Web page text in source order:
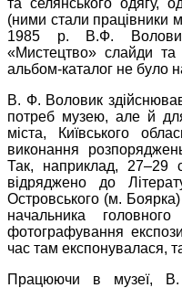
(ними стали працівники
1985 р. В.Ф.
«Мистецтво» слайди
альбом-каталог не було
В. Ф. Воловик
потреб музею, але й
міста, Київського
виконання
Так, наприклад,
відряджено до
Островського (м.
начальника
фотографування
час там експонувалася,
Працюючи в музеї,